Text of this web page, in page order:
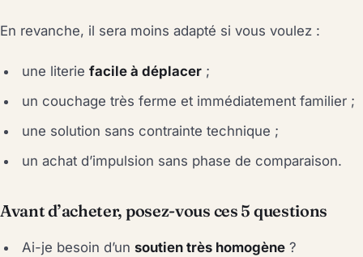
En revanche, il sera moins adapté si vous voulez :
une literiefacile à déplacer ;
un couchage très ferme et immédiatement familier ;
une solution sans contrainte technique ;
un achat d’impulsion sans phase de comparaison.
Avant d’acheter, posez-vous ces 5 questions
Ai-je besoin d’unsoutien très homogène ?